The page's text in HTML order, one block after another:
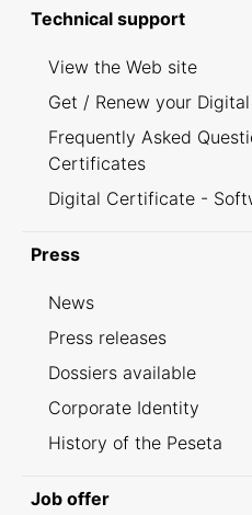
Technical support
View the Web site
Get / Renew your
Frequently Asked
Certificates
Digital Certificate -
Press
News
Press releases
Dossiers available
Corporate Identity
History of the Peseta
Job offer